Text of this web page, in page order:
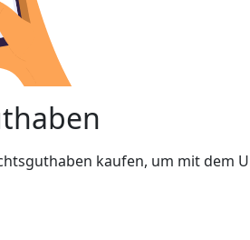
kaufen, um mit dem